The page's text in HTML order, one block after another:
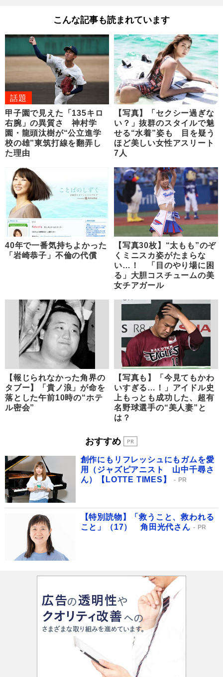
こんな記事も読まれています
話題
甲子園で見えた「135キロ
右腕」の異質さ 神村学
園・龍頭汰樹が“公立進学
校の雄”東筑打線を翻弄し
た理由
【写真】「セクシー過ぎな
い？」抜群のスタイルで魅
せる“水着”姿も 目を疑う
ほど美しい女性アスリート
7人
40年で一番気持ちよかった
「岩崎恭子」不倫の代償
【写真30枚】“太もも”のぞ
くミニスカ姿がたまらな
い…！ 「目のやり場に困
る」大胆コスチュームの美
女チアガール
【報じられなかった角界の
タブー】「貴ノ浪」が命を
落とした午前10時の“ホテ
ル密会”
【写真も】「今見てもかわ
いすぎる…！」アイドル史
上もっとも成功した、超有
名野球選手の“美人妻”と
は？
おすすめ
創作にもリフレッシュにもガムを愛
用（ジャズピアニスト 山中千尋さ
ん）【LOTTE TIMES】
PR
【特別読物】「救うこと、救われる
こと」（17） 角田光代さん
PR